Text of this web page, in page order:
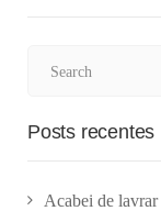
Posts recentes
Acabei de